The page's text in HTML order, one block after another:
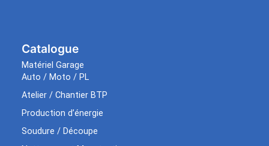
Catalogue
Matériel Garage
Auto / Moto / PL
Atelier / Chantier BTP
Production d’énergie
Soudure / Découpe